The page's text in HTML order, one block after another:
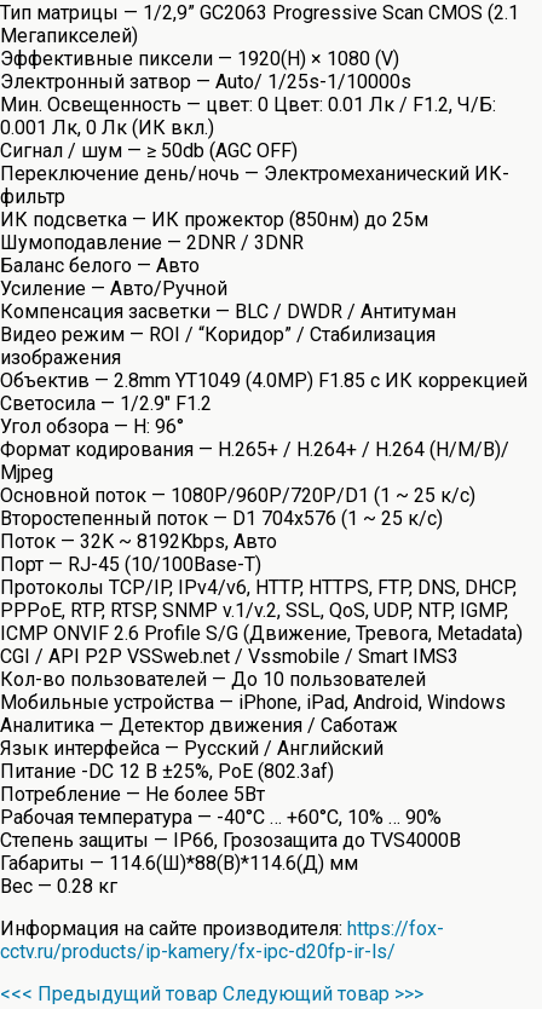
Тип матрицы — 1/2,9” GC2063 Progressive Scan CMOS (2.1
Мегапикселей)
Эффективные пиксели — 1920(H) × 1080 (V)
Электронный затвор — Auto/ 1/25s-1/10000s
Мин. Освещенность — цвет: 0 Цвет: 0.01 Лк / F1.2, Ч/Б:
0.001 Лк, 0 Лк (ИК вкл.)
Сигнал / шум — ≥ 50db (AGC OFF)
Переключение день/ночь — Электромеханический ИК-
фильтр
ИК подсветка — ИК прожектор (850нм) до 25м
Шумоподавление — 2DNR / 3DNR
Баланс белого — Авто
Усиление — Авто/Ручной
Компенсация засветки — BLC / DWDR / Антитуман
Видео режим — ROI / “Коридор” / Стабилизация
изображения
Объектив — 2.8mm YT1049 (4.0MP) F1.85 с ИК коррекцией
Светосила — 1/2.9″ F1.2
Угол обзора — H: 96°
Формат кодирования — H.265+ / H.264+ / H.264 (H/M/B)/
Mjpeg
Основной поток — 1080P/960P/720P/D1 (1 ~ 25 к/с)
Второстепенный поток — D1 704х576 (1 ~ 25 к/с)
Поток — 32K ~ 8192Kbps, Авто
Порт — RJ-45 (10/100Base-T)
Протоколы TCP/IP, IPv4/v6, HTTP, HTTPS, FTP, DNS, DHCP,
PPPoE, RTP, RTSP, SNMP v.1/v.2, SSL, QoS, UDP, NTP, IGMP,
ICMP ONVIF 2.6 Profile S/G (Движение, Тревога, Metadata)
CGI / API P2P VSSweb.net / Vssmobile / Smart IMS3
Кол-во пользователей — До 10 пользователей
Мобильные устройства — iPhone, iPad, Android, Windows
Аналитика — Детектор движения / Саботаж
Язык интерфейса — Русский / Английский
Питание -DC 12 В ±25%, PoE (802.3af)
Потребление — Не более 5Вт
Рабочая температура — -40°C … +60°C, 10% … 90%
Степень защиты — IP66, Грозозащита до TVS4000В
Габариты — 114.6(Ш)*88(В)*114.6(Д) мм
Вес — 0.28 кг
Информация на сайте производителя: https://fox-
cctv.ru/products/ip-kamery/fx-ipc-d20fp-ir-ls/
<<< Предыдущий товар Следующий товар >>>